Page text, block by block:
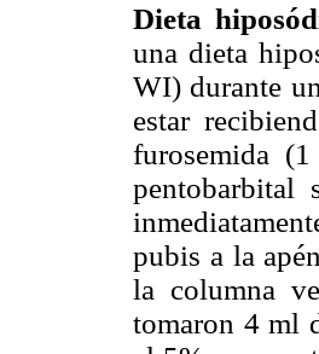
Dieta
una dieta
WI) durante
estar
furosemida
pubis a la
la columna
tomaron 4 ml